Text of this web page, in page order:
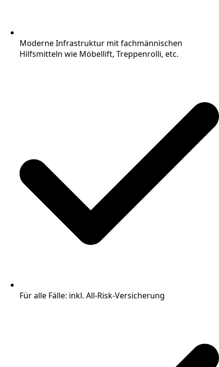
Moderne Infrastruktur mit fachmännischen
Hilfsmitteln wie Möbellift, Treppenrolli, etc.
Für alle Fälle: inkl. All-Risk-Versicherung